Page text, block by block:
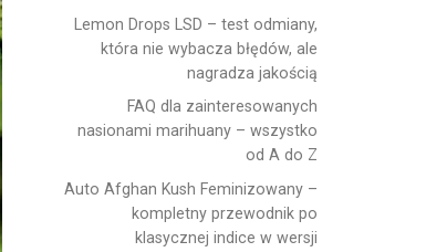
Lemon Drops LSD – test odmiany,
która nie wybacza błędów, ale
nagradza jakością
FAQ dla zainteresowanych
nasionami marihuany – wszystko
od A do Z
Auto Afghan Kush Feminizowany –
kompletny przewodnik po
klasycznej indice w wersji